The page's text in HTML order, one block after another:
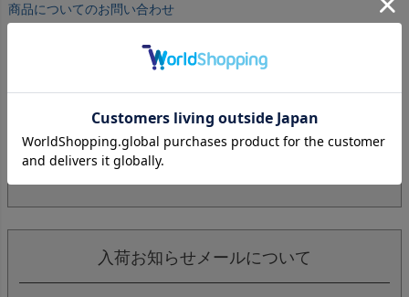
商品についてのお問い合わせ
返品・交換について
商品の品質につきましては、万全を期しておりますが、万一
不良・破損などがございましたら、商品到着後7日以内にお知
らせください。返品・交換につきましては、1週間以内、未開
入荷お知らせメールについて